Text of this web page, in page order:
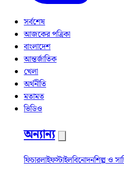
সর্বশেষ
আজকের পত্রিকা
বাংলাদেশ
আন্তর্জাতিক
খেলা
অর্থনীতি
মতামত
ভিডিও
অন্যান্য
ফিচারলাইফস্টাইলবিনোদনশিল্প ও